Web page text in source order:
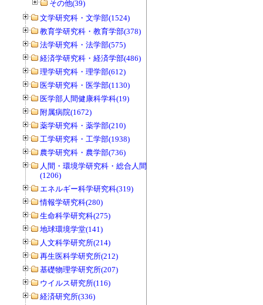
その他(39)
文学研究科・文学部(1524)
教育学研究科・教育学部(378)
法学研究科・法学部(575)
経済学研究科・経済学部(486)
理学研究科・理学部(612)
医学研究科・医学部(1130)
医学部人間健康科学科(19)
附属病院(1672)
薬学研究科・薬学部(210)
工学研究科・工学部(1938)
農学研究科・農学部(736)
人間・環境学研究科・総合人間学部
(1206)
エネルギー科学研究科(319)
情報学研究科(280)
生命科学研究科(275)
地球環境学堂(141)
人文科学研究所(214)
再生医科学研究所(212)
基礎物理学研究所(207)
ウイルス研究所(116)
経済研究所(336)